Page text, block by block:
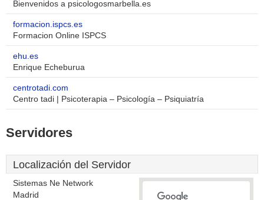
Bienvenidos a psicologosmarbella.es
formacion.ispcs.es
Formacion Online ISPCS
ehu.es
Enrique Echeburua
centrotadi.com
Centro tadi | Psicoterapia – Psicología – Psiquiatría
Servidores
Localización del Servidor
Sistemas Ne Network
Madrid